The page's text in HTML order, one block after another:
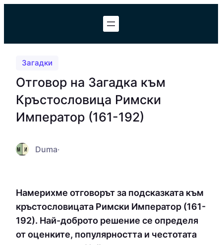
Загадки
Отговор на Загадка към
Кръстословица Римски
Император (161-192)
Duma·
Намерихме отговорът за подсказката към
кръстословицата Римски Император (161-
192). Най-доброто решение се определя
от оценките, популярността и честотата